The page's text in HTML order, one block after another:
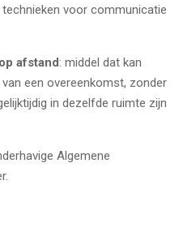
voor communicatie
afstand : middel dat kan
een overeenkomst, zonder
in dezelfde ruimte zijn
Algemene